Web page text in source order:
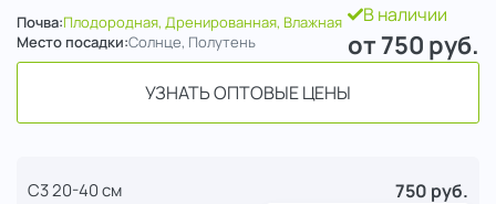
Почва:Плодородная, Дренированная, Влажная
Место посадки:Солнце, Полутень
В наличии
от 750 руб.
УЗНАТЬ ОПТОВЫЕ ЦЕНЫ
С3 20-40 см 750 руб.